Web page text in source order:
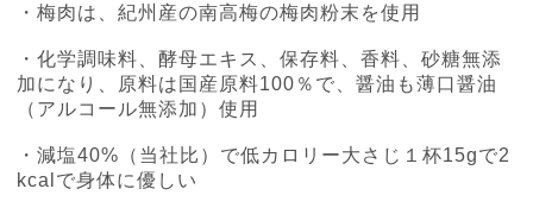
・梅肉は、紀州産の南高梅の梅肉粉末を使用
・化学調味料、酵母エキス、保存料、香料、砂糖無添
加になり、原料は国産原料100％で、醤油も薄口醤油
（アルコール無添加）使用
・減塩40%（当社比）で低カロリー大さじ１杯15gで2
kcalで身体に優しい